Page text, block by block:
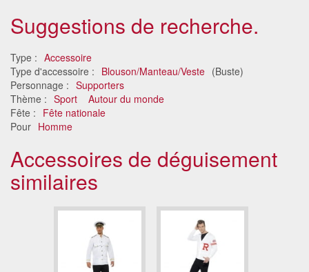
Suggestions de recherche.
Type : Accessoire
Type d'accessoire : Blouson/Manteau/Veste (Buste)
Personnage : Supporters
Thème : Sport
Autour du monde
Fête : Fête nationale
Pour Homme
Accessoires de déguisement
similaires